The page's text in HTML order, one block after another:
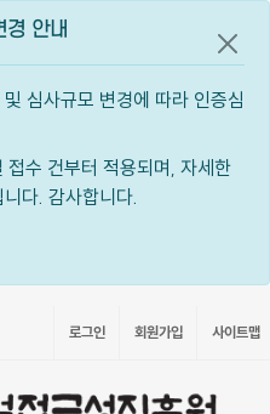
경 안내
심사규모 변경에 따라 인증심
수 건부터 적용되며, 자세한
다. 감사합니다.
공지
로그인 회원가입 사이트맵